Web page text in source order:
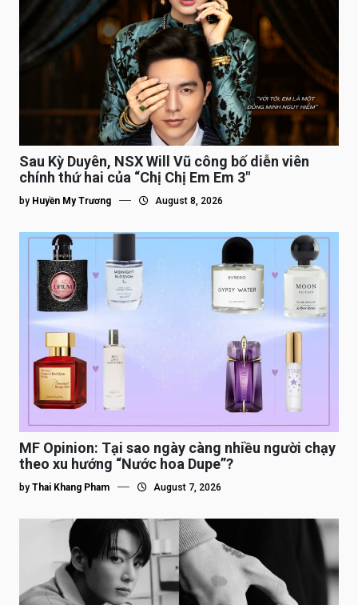
Sau Kỳ Duyên, NSX Will Vũ công bố diễn viên
chính thứ hai của “Chị Chị Em Em 3″
by Huyền My Trương August 8, 2026
MF Opinion: Tại sao ngày càng nhiều người chạy
theo xu hướng “Nước hoa Dupe”?
by Thai Khang Pham August 7, 2026